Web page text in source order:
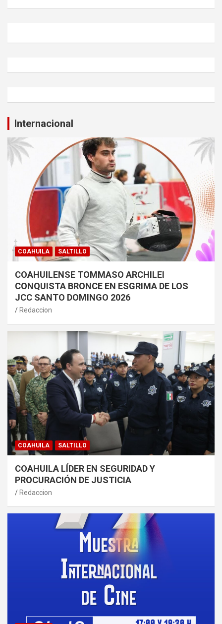
Internacional
COAHUILA SALTILLO
COAHUILENSE TOMMASO ARCHILEI
CONQUISTA BRONCE EN ESGRIMA DE LOS
JCC SANTO DOMINGO 2026
Redaccion
COAHUILA SALTILLO
COAHUILA LÍDER EN SEGURIDAD Y
PROCURACIÓN DE JUSTICIA
Redaccion